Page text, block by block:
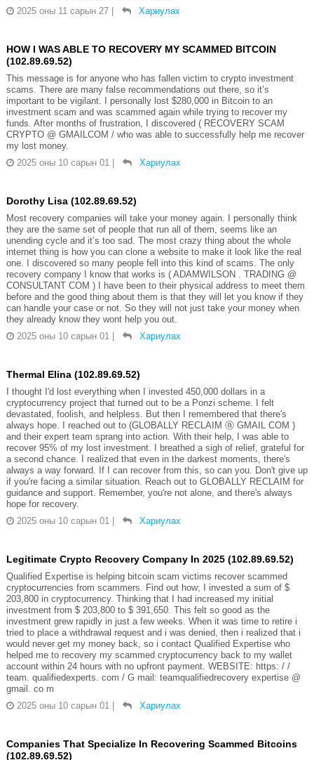
2025 оны 11 сарын 27 | Хариулах
HOW I WAS ABLE TO RECOVERY MY SCAMMED BITCOIN
(102.89.69.52)
This message is for anyone who has fallen victim to crypto investment
scams. There are many false recommendations out there, so it’s
important to be vigilant. I personally lost $280,000 in Bitcoin to an
investment scam and was scammed again while trying to recover my
funds. After months of frustration, I discovered ( RECOVERY SCAM
CRYPTO @ GMAILCOM / who was able to successfully help me recover
my lost money.
2025 оны 10 сарын 01 | Хариулах
Dorothy Lisa (102.89.69.52)
Most recovery companies will take your money again. I personally think
they are the same set of people that run all of them, seems like an
unending cycle and it’s too sad. The most crazy thing about the whole
internet thing is how you can clone a website to make it look like the real
one. I discovered so many people fell into this kind of scams. The only
recovery company I know that works is ( ADAMWILSON . TRADING @
CONSULTANT COM ) I have been to their physical address to meet them
before and the good thing about them is that they will let you know if they
can handle your case or not. So they will not just take your money when
they already know they wont help you out.
2025 оны 10 сарын 01 | Хариулах
Thermal Elina (102.89.69.52)
I thought I'd lost everything when I invested 450,000 dollars in a
cryptocurrency project that turned out to be a Ponzi scheme. I felt
devastated, foolish, and helpless. But then I remembered that there's
always hope. I reached out to (GLOBALLY RECLAIM ⓐ GMAIL COM )
and their expert team sprang into action. With their help, I was able to
recover 95% of my lost investment. I breathed a sigh of relief, grateful for
a second chance. I realized that even in the darkest moments, there's
always a way forward. If I can recover from this, so can you. Don't give up
if you're facing a similar situation. Reach out to GLOBALLY RECLAIM for
guidance and support. Remember, you're not alone, and there's always
hope for recovery.
2025 оны 10 сарын 01 | Хариулах
Legitimate Crypto Recovery Company In 2025 (102.89.69.52)
Qualified Expertise is helping bitcoin scam victims recover scammed
cryptocurrencies from scammers. Find out how; I invested a sum of $
203,800 in cryptocurrency. Thinking that I had increased my initial
investment from $ 203,800 to $ 391,650. This felt so good as the
investment grew rapidly in just a few weeks. When it was time to retire i
tried to place a withdrawal request and i was denied, then i realized that i
would never get my money back, so i contact Qualified Expertise who
helped me to recovery my scammed cryptocurrency back to my wallet
account within 24 hours with no upfront payment. WEBSITE: https: / /
team. qualifiedexperts. com / G mail: teamqualifiedrecovery expertise @
gmail. co m
2025 оны 10 сарын 01 | Хариулах
Companies That Specialize In Recovering Scammed Bitcoins
(102.89.69.52)